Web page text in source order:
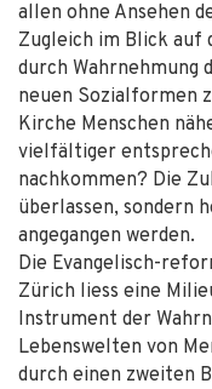
allen ohne Ansehen
Zugleich im Blick auf
durch Wahrnehmung
neuen Sozialformen
Kirche Menschen
vielfältiger
nachkommen? Die
überlassen, sondern
angegangen werden.
Die Evangelisch-
Zürich liess eine
Instrument der
Lebenswelten von
durch einen zweiten